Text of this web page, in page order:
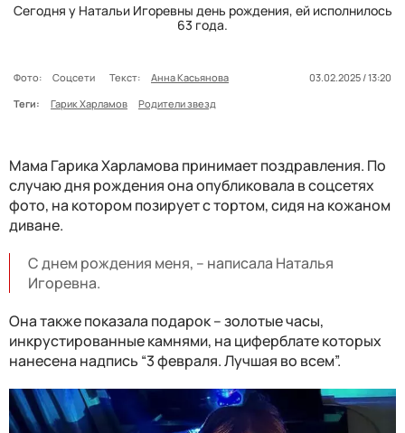
Сегодня у Натальи Игоревны день рождения, ей исполнилось
63 года.
Фото: Соцсети Текст: Анна Касьянова
03.02.2025 / 13:20
Теги:
Гарик Харламов Родители звезд
Мама Гарика Харламова принимает поздравления. По
случаю дня рождения она опубликовала в соцсетях
фото, на котором позирует с тортом, сидя на кожаном
диване.
С днем рождения меня, – написала Наталья
Игоревна.
Она также показала подарок – золотые часы,
инкрустированные камнями, на циферблате которых
нанесена надпись “3 февраля. Лучшая во всем”.